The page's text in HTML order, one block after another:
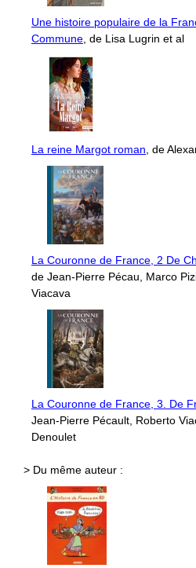
Une histoire populaire de la
Commune , de Lisa Lugrin et al
La reine Margot roman , de
La Couronne de France, 2 De
de Jean-Pierre Pécau, Marco
Viacava
La Couronne de France, 3. De
Jean-Pierre Pécault, Roberto
Denoulet
> Du même auteur :